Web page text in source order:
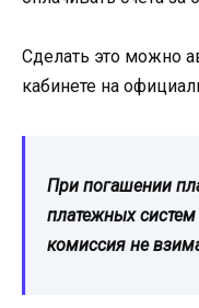
Сделать это можно
кабинете на
При погашении
платежных
комиссия не